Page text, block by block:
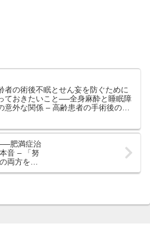
者の術後不眠とせん妄を防ぐために
ておきたいこと──全身麻酔と睡眠障
意外な関係 – 高齢患者の手術後の睡
肥満症治
音 – 「努
両方を肯